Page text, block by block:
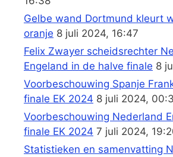
Gelbe wand Dortmund kleurt
oranje 8 juli 2024, 16:47
Felix Zwayer scheidsrechter
Engeland in de halve finale 8
Voorbeschouwing Spanje
finale EK 2024 8 juli 2024,
Voorbeschouwing Nederland
finale EK 2024 7 juli 2024,
Statistieken en samenvatting